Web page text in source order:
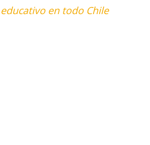
en todo Chile